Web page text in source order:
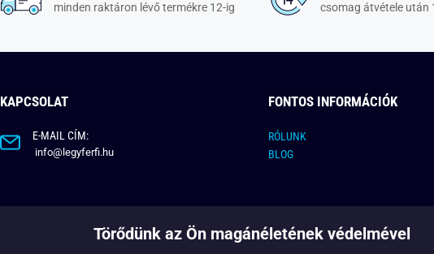
minden raktáron lévő termékre 12-ig csomag átvétele után
KAPCSOLAT
E-MAIL CÍM:
info@legyferfi.hu
FONTOS INFORMÁCIÓK
RÓLUNK
BLOG
Törődünk az Ön magánéletének védelmével